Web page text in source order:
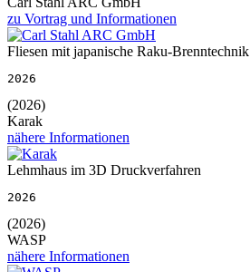
zu Vortrag und Informationen
Fliesen mit japanische Raku-Brenntechnik
2026
(2026)
Karak
nähere Informationen
Lehmhaus im 3D Druckverfahren
2026
(2026)
WASP
nähere Informationen